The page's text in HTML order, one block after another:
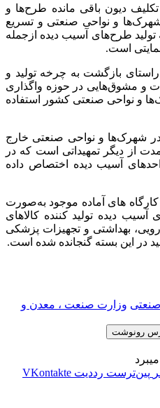
امهال در پرداخت دیون و تعیین تکلیف دیون باقی مانده طرح‌‎ها و
و نواحی صنعتی و تسریع
طرح‌های آسیب دیده ازجمله
است.
بازگشت به چرخه تولید و
و مشوق‌هایی در حوزه واگذاری
و نواحی صنعتی کشور استفاده
تخصیص حق بهره برداری زمین در شهرک‌‎ها و نواحی صنعتی خارج
از دیگر تمهیداتی است که در
آسیب دیده اختصاص داده
های آماده موجود به‌صورت
آسیب دیده تولید کننده کالاهای
بهداشتی و تجهیزات پزشکی
در این بسته گنجانده شده است.
وزارت صنعت ، معدن و
رونوشت
‫پین‌ترست ‫رددیت ‫VKontakte